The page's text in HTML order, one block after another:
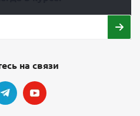
на связи